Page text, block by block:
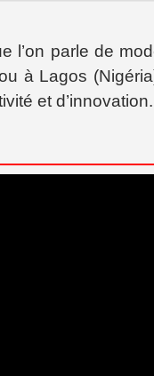
l’on parle de
à Lagos
et d’innovation.